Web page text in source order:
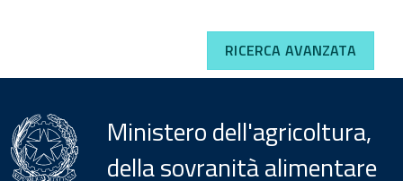
RICERCA AVANZATA
Ministero dell'agricoltura,
della sovranità alimentare